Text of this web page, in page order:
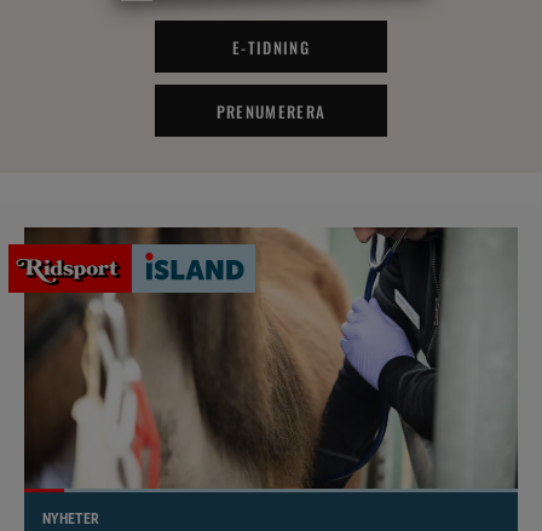
E-TIDNING
PRENUMERERA
NYHETER